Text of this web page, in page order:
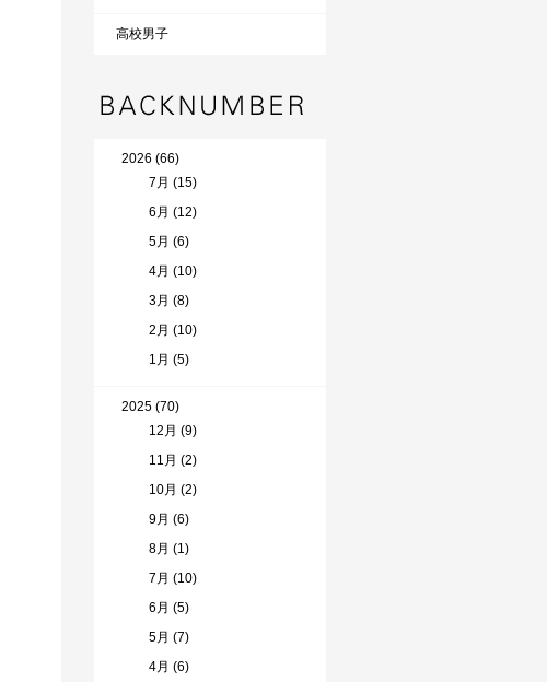
高校男子
2026 (66)
7月 (15)
6月 (12)
5月 (6)
4月 (10)
3月 (8)
2月 (10)
1月 (5)
2025 (70)
12月 (9)
11月 (2)
10月 (2)
9月 (6)
8月 (1)
7月 (10)
6月 (5)
5月 (7)
4月 (6)